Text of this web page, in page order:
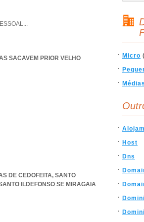
...
SACAVEM PRIOR VELHO
DE CEDOFEITA, SANTO
ILDEFONSO SE MIRAGAIA
Micro
Host
Dns